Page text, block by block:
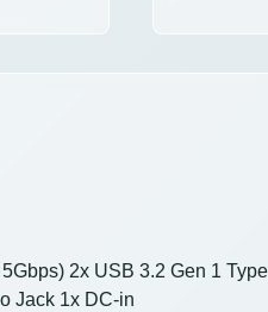
2x USB 3.2 Gen 1
Jack 1x DC-in